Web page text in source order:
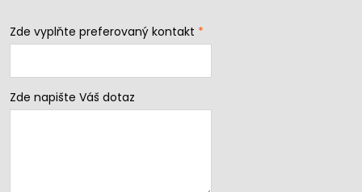
Zde vyplňte preferovaný kontakt *
Zde napište Váš dotaz